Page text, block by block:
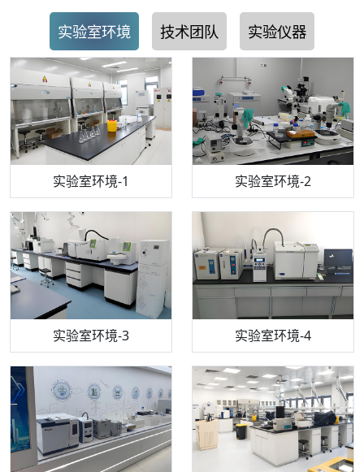
实验室环境 技术团队 实验仪器
实验室环境-1 实验室环境-2
实验室环境-3 实验室环境-4
机构质检技术员-1 机构质检技术员-2
机构质检技术员-3 机构质检技术员-4
步入式恒温恒湿试验箱 电感耦合等离子体光谱仪
高效液相色谱仪 流式细胞仪